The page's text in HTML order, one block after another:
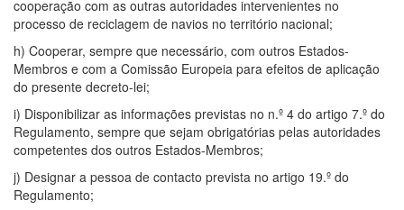
cooperação com as outras autoridades intervenientes no
processo de reciclagem de navios no território nacional;
h) Cooperar, sempre que necessário, com outros Estados-
Membros e com a Comissão Europeia para efeitos de aplicação
do presente decreto-lei;
i) Disponibilizar as informações previstas no n.º 4 do artigo 7.º do
Regulamento, sempre que sejam obrigatórias pelas autoridades
competentes dos outros Estados-Membros;
j) Designar a pessoa de contacto prevista no artigo 19.º do
Regulamento;